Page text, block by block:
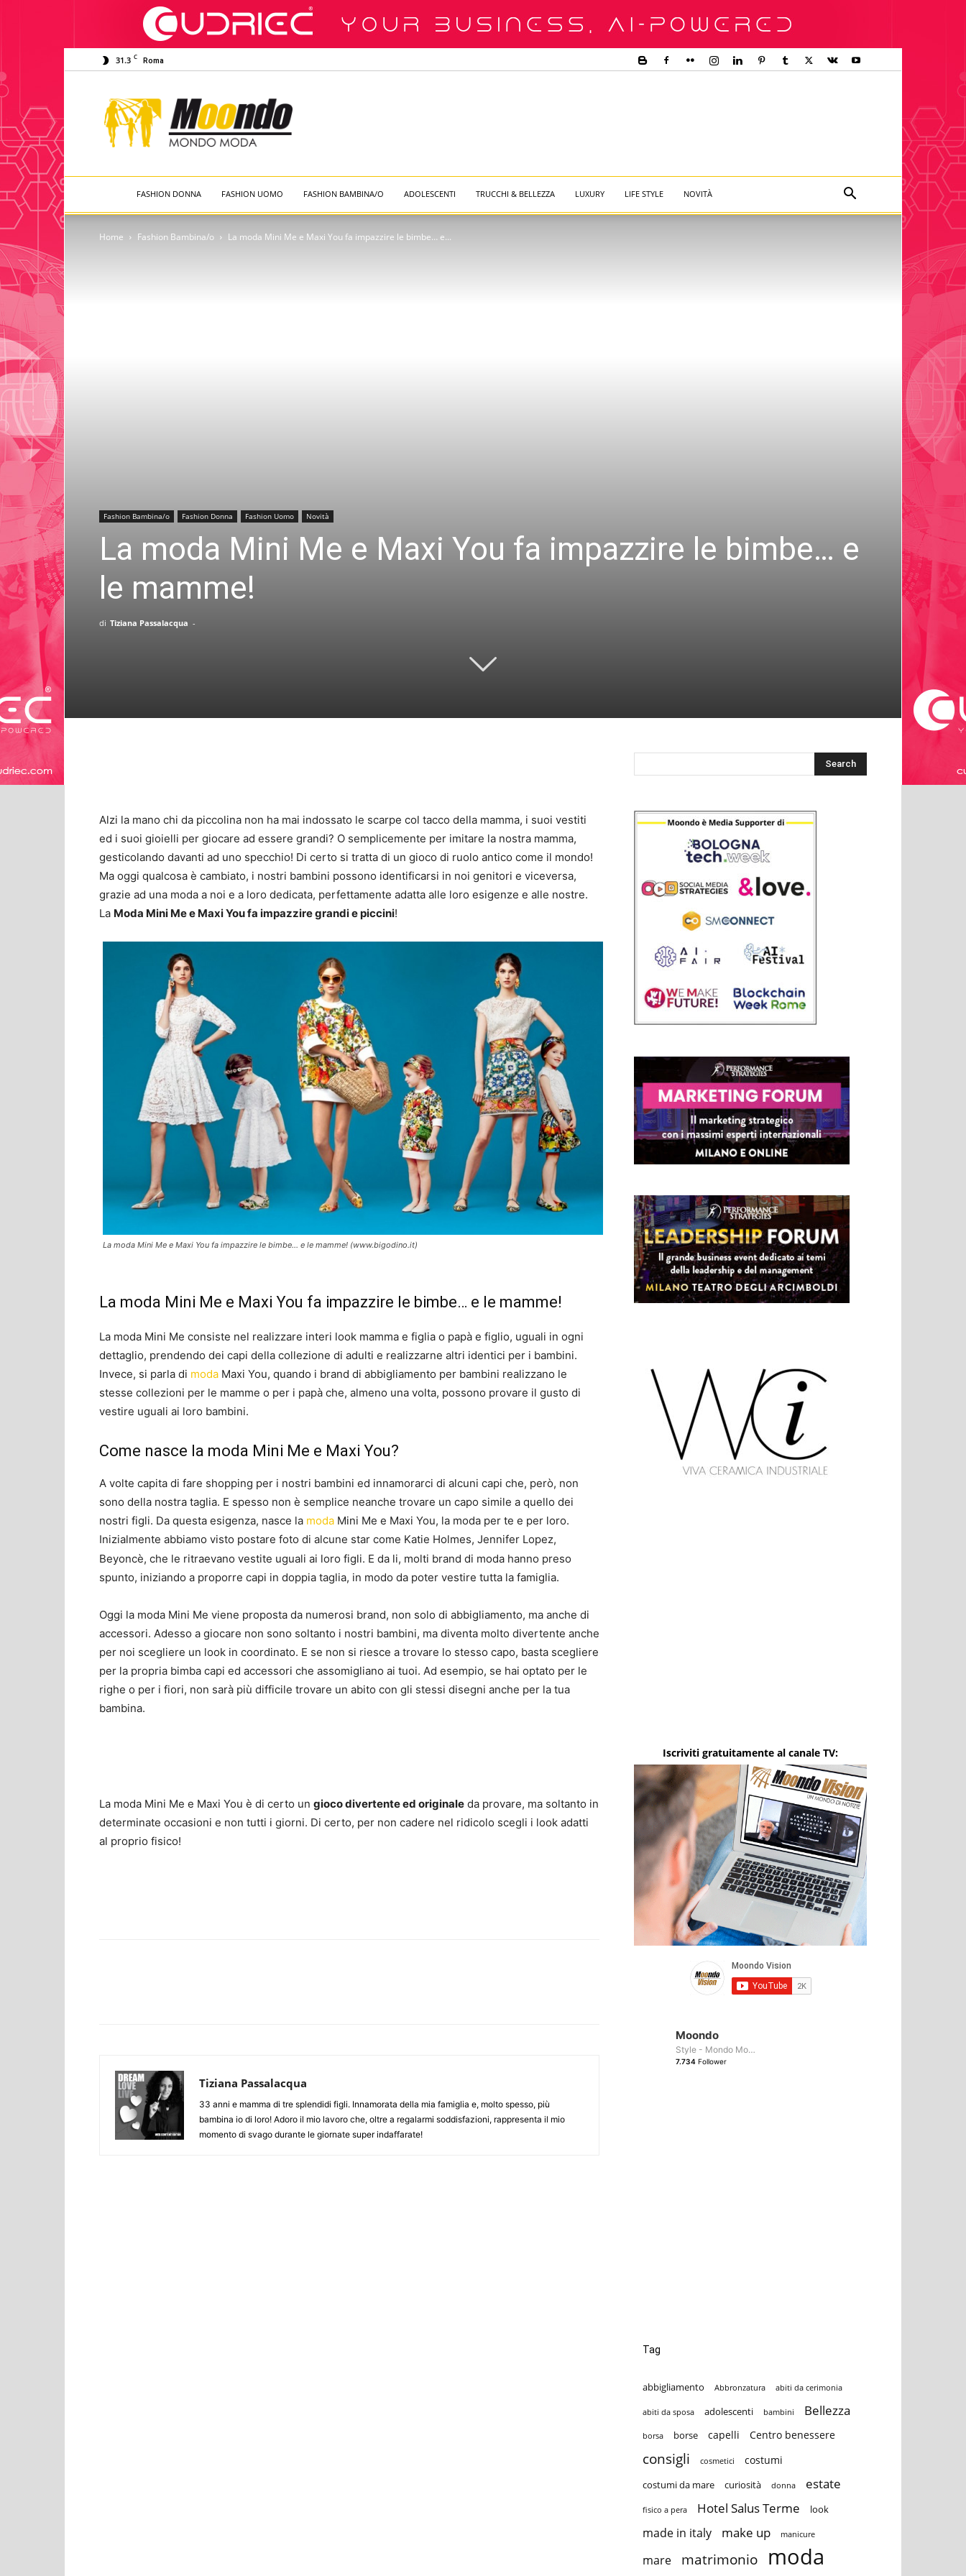
31.3 C Roma
Moondo
Moda
FASHION DONNA FASHION UOMO FASHION BAMBINA/O ADOLESCENTI TRUCCHI & BELLEZZA LUXURY LIFE STYLE NOVITÀ
Home Fashion Bambina/o La moda Mini Me e Maxi You fa impazzire le bimbe… e...
Fashion Bambina/o Fashion Donna Fashion Uomo Novità
La moda Mini Me e Maxi You fa impazzire le bimbe… e
le mamme!
di Tiziana Passalacqua -
Alzi la mano chi da piccolina non ha mai indossato le scarpe col tacco della mamma, i suoi vestiti
ed i suoi gioielli per giocare ad essere grandi? O semplicemente per imitare la nostra mamma,
gesticolando davanti ad uno specchio! Di certo si tratta di un gioco di ruolo antico come il mondo!
Ma oggi qualcosa è cambiato, i nostri bambini possono identificarsi in noi genitori e viceversa,
grazie ad una moda a noi e a loro dedicata, perfettamente adatta alle loro esigenze e alle nostre.
La Moda Mini Me e Maxi You fa impazzire grandi e piccini!
La moda Mini Me e Maxi You fa impazzire le bimbe… e le mamme! (www.bigodino.it)
La moda Mini Me e Maxi You fa impazzire le bimbe… e le mamme!
La moda Mini Me consiste nel realizzare interi look mamma e figlia o papà e figlio, uguali in ogni
dettaglio, prendendo dei capi della collezione di adulti e realizzarne altri identici per i bambini.
Invece, si parla di moda Maxi You, quando i brand di abbigliamento per bambini realizzano le
stesse collezioni per le mamme o per i papà che, almeno una volta, possono provare il gusto di
vestire uguali ai loro bambini.
Come nasce la moda Mini Me e Maxi You?
A volte capita di fare shopping per i nostri bambini ed innamorarci di alcuni capi che, però, non
sono della nostra taglia. E spesso non è semplice neanche trovare un capo simile a quello dei
nostri figli. Da questa esigenza, nasce la moda Mini Me e Maxi You, la moda per te e per loro.
Inizialmente abbiamo visto postare foto di alcune star come Katie Holmes, Jennifer Lopez,
Beyoncè, che le ritraevano vestite uguali ai loro figli. E da li, molti brand di moda hanno preso
spunto, iniziando a proporre capi in doppia taglia, in modo da poter vestire tutta la famiglia.
Oggi la moda Mini Me viene proposta da numerosi brand, non solo di abbigliamento, ma anche di
accessori. Adesso a giocare non sono soltanto i nostri bambini, ma diventa molto divertente anche
per noi scegliere un look in coordinato. E se non si riesce a trovare lo stesso capo, basta scegliere
per la propria bimba capi ed accessori che assomigliano ai tuoi. Ad esempio, se hai optato per le
righe o per i fiori, non sarà più difficile trovare un abito con gli stessi disegni anche per la tua
bambina.
La moda Mini Me e Maxi You è di certo un gioco divertente ed originale da provare, ma soltanto in
determinate occasioni e non tutti i giorni. Di certo, per non cadere nel ridicolo scegli i look adatti
al proprio fisico!
Telegram
Tiziana Passalacqua
33 anni e mamma di tre splendidi figli. Innamorata della mia famiglia e, molto spesso, più
bambina io di loro! Adoro il mio lavoro che, oltre a regalarmi soddisfazioni, rappresenta il mio
momento di svago durante le giornate super indaffarate!
Iscriviti gratuitamente al canale TV:
Moondo
Style - Mondo Moda
7.734 Follower
Tag
abbigliamento Abbronzatura abiti da cerimonia
abiti da sposa adolescenti bambini Bellezza
borsa borse capelli Centro benessere
consigli cosmetici costumi
costumi da mare curiosità donna estate
fisico a pera Hotel Salus Terme look
made in italy make up manicure
mare matrimonio moda